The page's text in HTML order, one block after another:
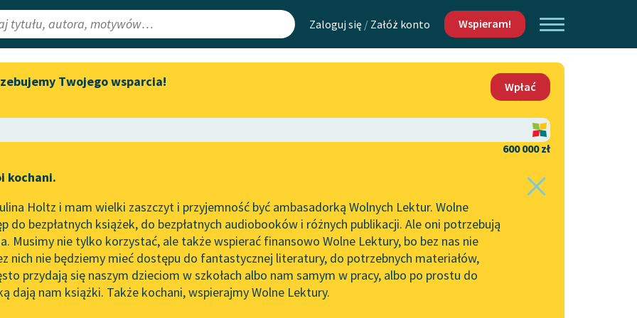
Zaloguj się / Załóż konto Wspieram!
Lektury
redakcyjne
Aktualności
„Prokurator Alicja Horn” do
literatury skandynawskiej
Spotkanie z Katarzyną Tunkiel
w Oslo
102. lata temu zmarł Joseph
Conrad
Mapa Wolnych Lektur
Leśmianator
API
OAI-PMH
Widget Wolnych Lektur
Kontakt
O projekcie
Zasady wykorzystania
Wolnych Lektur
Logotypy
Materiały promocyjne
Twojego wsparcia!
Wpłać
600 000 zł
kochani.
Holtz i mam wielki zaszczyt i przyjemność być ambasadorką Wolnych Lektur. Wolne
do bezpłatnych książek, do bezpłatnych audiobooków i różnych publikacji. Ale oni potrzebują
Musimy nie tylko korzystać, ale także wspierać finansowo Wolne Lektury, bo bez nas nie
nich nie będziemy mieć dostępu do fantastycznej literatury, do potrzebnych materiałów,
przydają się naszym dzieciom w szkołach albo nam samym w pracy, albo po prostu do
dają nam książki. Także kochani, wspierajmy Wolne Lektury.
Heidi